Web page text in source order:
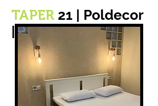
TAPER 21 | Poldecor
|